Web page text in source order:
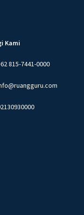
Kami
815-7441-0000